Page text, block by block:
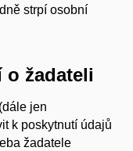
strpí osobní
o žadateli
jen
k poskytnutí údajů
žadatele